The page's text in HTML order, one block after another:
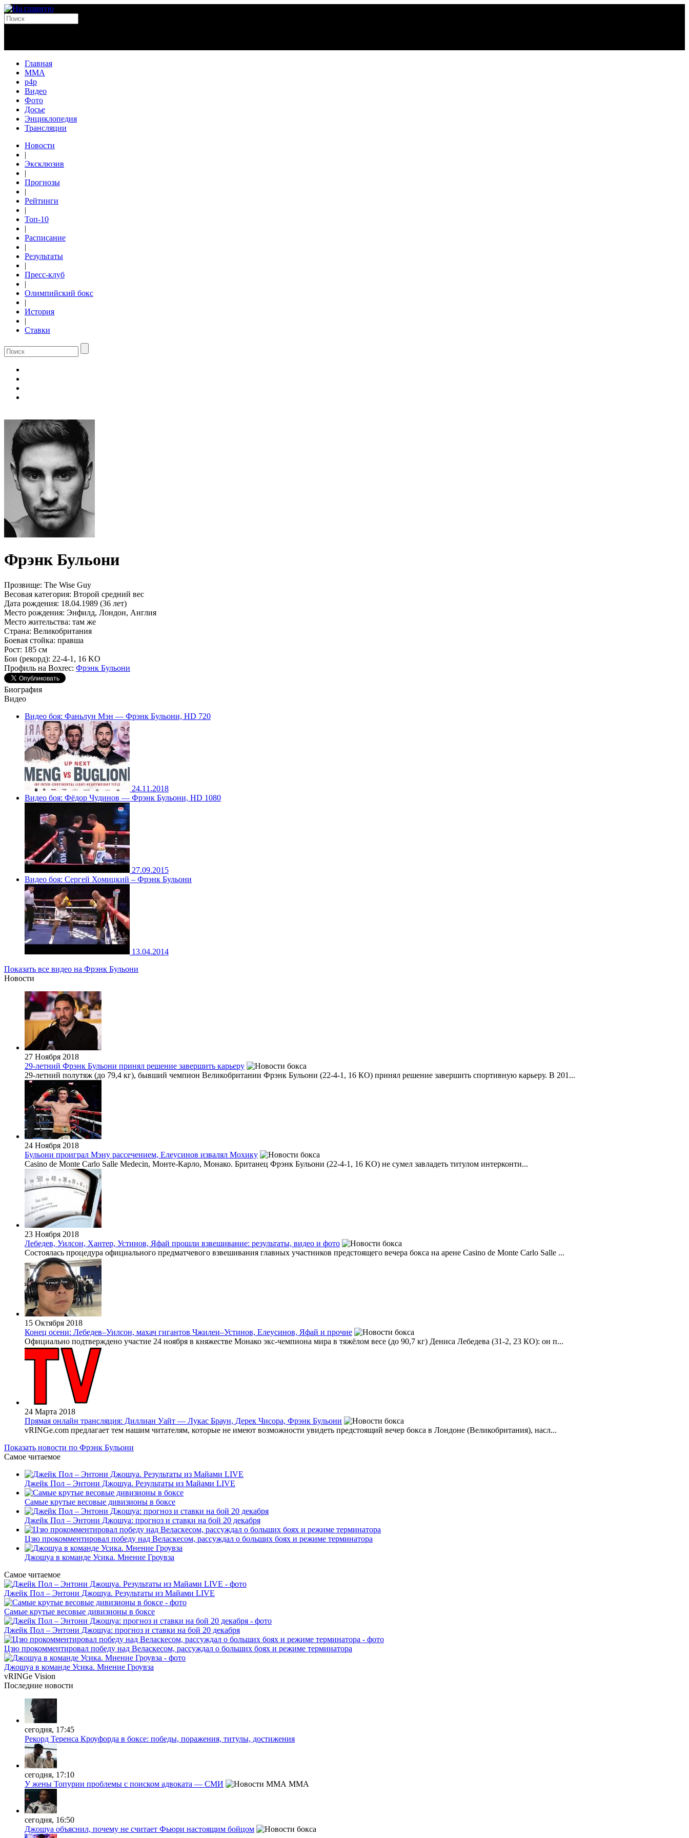
Главная
MMA
p4p
Видео
Фото
Досье
Энциклопедия
Трансляции
Новости
|
Эксклюзив
|
Прогнозы
|
Рейтинги
|
Топ-10
|
Расписание
|
Результаты
|
Пресс-клуб
|
Олимпийский бокс
|
История
|
Ставки
Фрэнк Бульони
Прозвище: The Wise Guy
Весовая категория: Второй средний вес
Дата рождения: 18.04.1989 (36 лет)
Место рождения: Энфилд, Лондон, Англия
Место жительства: там же
Страна: Великобритания
Боевая стойка: правша
Рост: 185 см
Бои (рекорд): 22-4-1, 16 KO
Профиль на Boxrec: Фрэнк Бульони
Биография
Видео
Видео боя: Фаньлун Мэн — Фрэнк Бульони, HD 720
24.11.2018
Видео боя: Фёдор Чудинов — Фрэнк Бульони, HD 1080
27.09.2015
Видео боя: Сергей Хомицкий – Фрэнк Бульони
13.04.2014
Показать все видео на Фрэнк Бульони
Новости
27 Ноября 2018
29-летний Фрэнк Бульони принял решение завершить карьеру
29-летний полутяж (до 79,4 кг), бывший чемпион Великобритании Фрэнк Бульони (22-4-1, 16 КО) принял решение завершить спортивную карьеру. В 201...
24 Ноября 2018
Бульони проиграл Мэну рассечением, Елеусинов извалял Мохику
Casino de Monte Carlo Salle Medecin, Монте-Карло, Монако. Британец Фрэнк Бульони (22-4-1, 16 KO) не сумел завладеть титулом интерконти...
23 Ноября 2018
Лебедев, Уилсон, Хантер, Устинов, Яфай прошли взвешивание: результаты, видео и фото
Состоялась процедура официального предматчевого взвешивания главных участников предстоящего вечера бокса на арене Casino de Monte Carlo Salle ...
15 Октября 2018
Конец осени: Лебедев–Уилсон, махач гигантов Чжилеи–Устинов, Елеусинов, Яфай и прочие
Официально подтверждено участие 24 ноября в княжестве Монако экс-чемпиона мира в тяжёлом весе (до 90,7 кг) Дениса Лебедева (31-2, 23 КО): он п...
24 Марта 2018
Прямая онлайн трансляция: Диллиан Уайт — Лукас Браун, Дерек Чисора, Фрэнк Бульони
vRINGe.com предлагает тем нашим читателям, которые не имеют возможности увидеть предстоящий вечер бокса в Лондоне (Великобритания), насл...
Показать новости по Фрэнк Бульони
Самое читаемое
Джейк Пол – Энтони Джошуа. Результаты из Майами LIVE
Самые крутые весовые дивизионы в боксе
Джейк Пол – Энтони Джошуа: прогноз и ставки на бой 20 декабря
Цзю прокомментировал победу над Веласкесом, рассуждал о больших боях и режиме терминатора
Джошуа в команде Усика. Мнение Гроувза
Самое читаемое
Джейк Пол – Энтони Джошуа. Результаты из Майами LIVE
Самые крутые весовые дивизионы в боксе
Джейк Пол – Энтони Джошуа: прогноз и ставки на бой 20 декабря
Цзю прокомментировал победу над Веласкесом, рассуждал о больших боях и режиме терминатора
Джошуа в команде Усика. Мнение Гроувза
vRINGe Vision
Последние новости
сегодня, 17:45
Рекорд Теренса Кроуфорда в боксе: победы, поражения, титулы, достижения
сегодня, 17:10
У жены Топурии проблемы с поиском адвоката — СМИ
MMA
сегодня, 16:50
Джошуа объяснил, почему не считает Фьюри настоящим бойцом